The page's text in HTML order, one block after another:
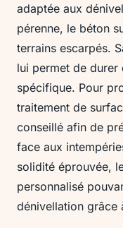
adaptée aux
pérenne, le béton
terrains escarpés.
lui permet de durer
spécifique. Pour
traitement de
conseillé afin de
face aux
solidité éprouvée,
personnalisé
dénivellation grâce